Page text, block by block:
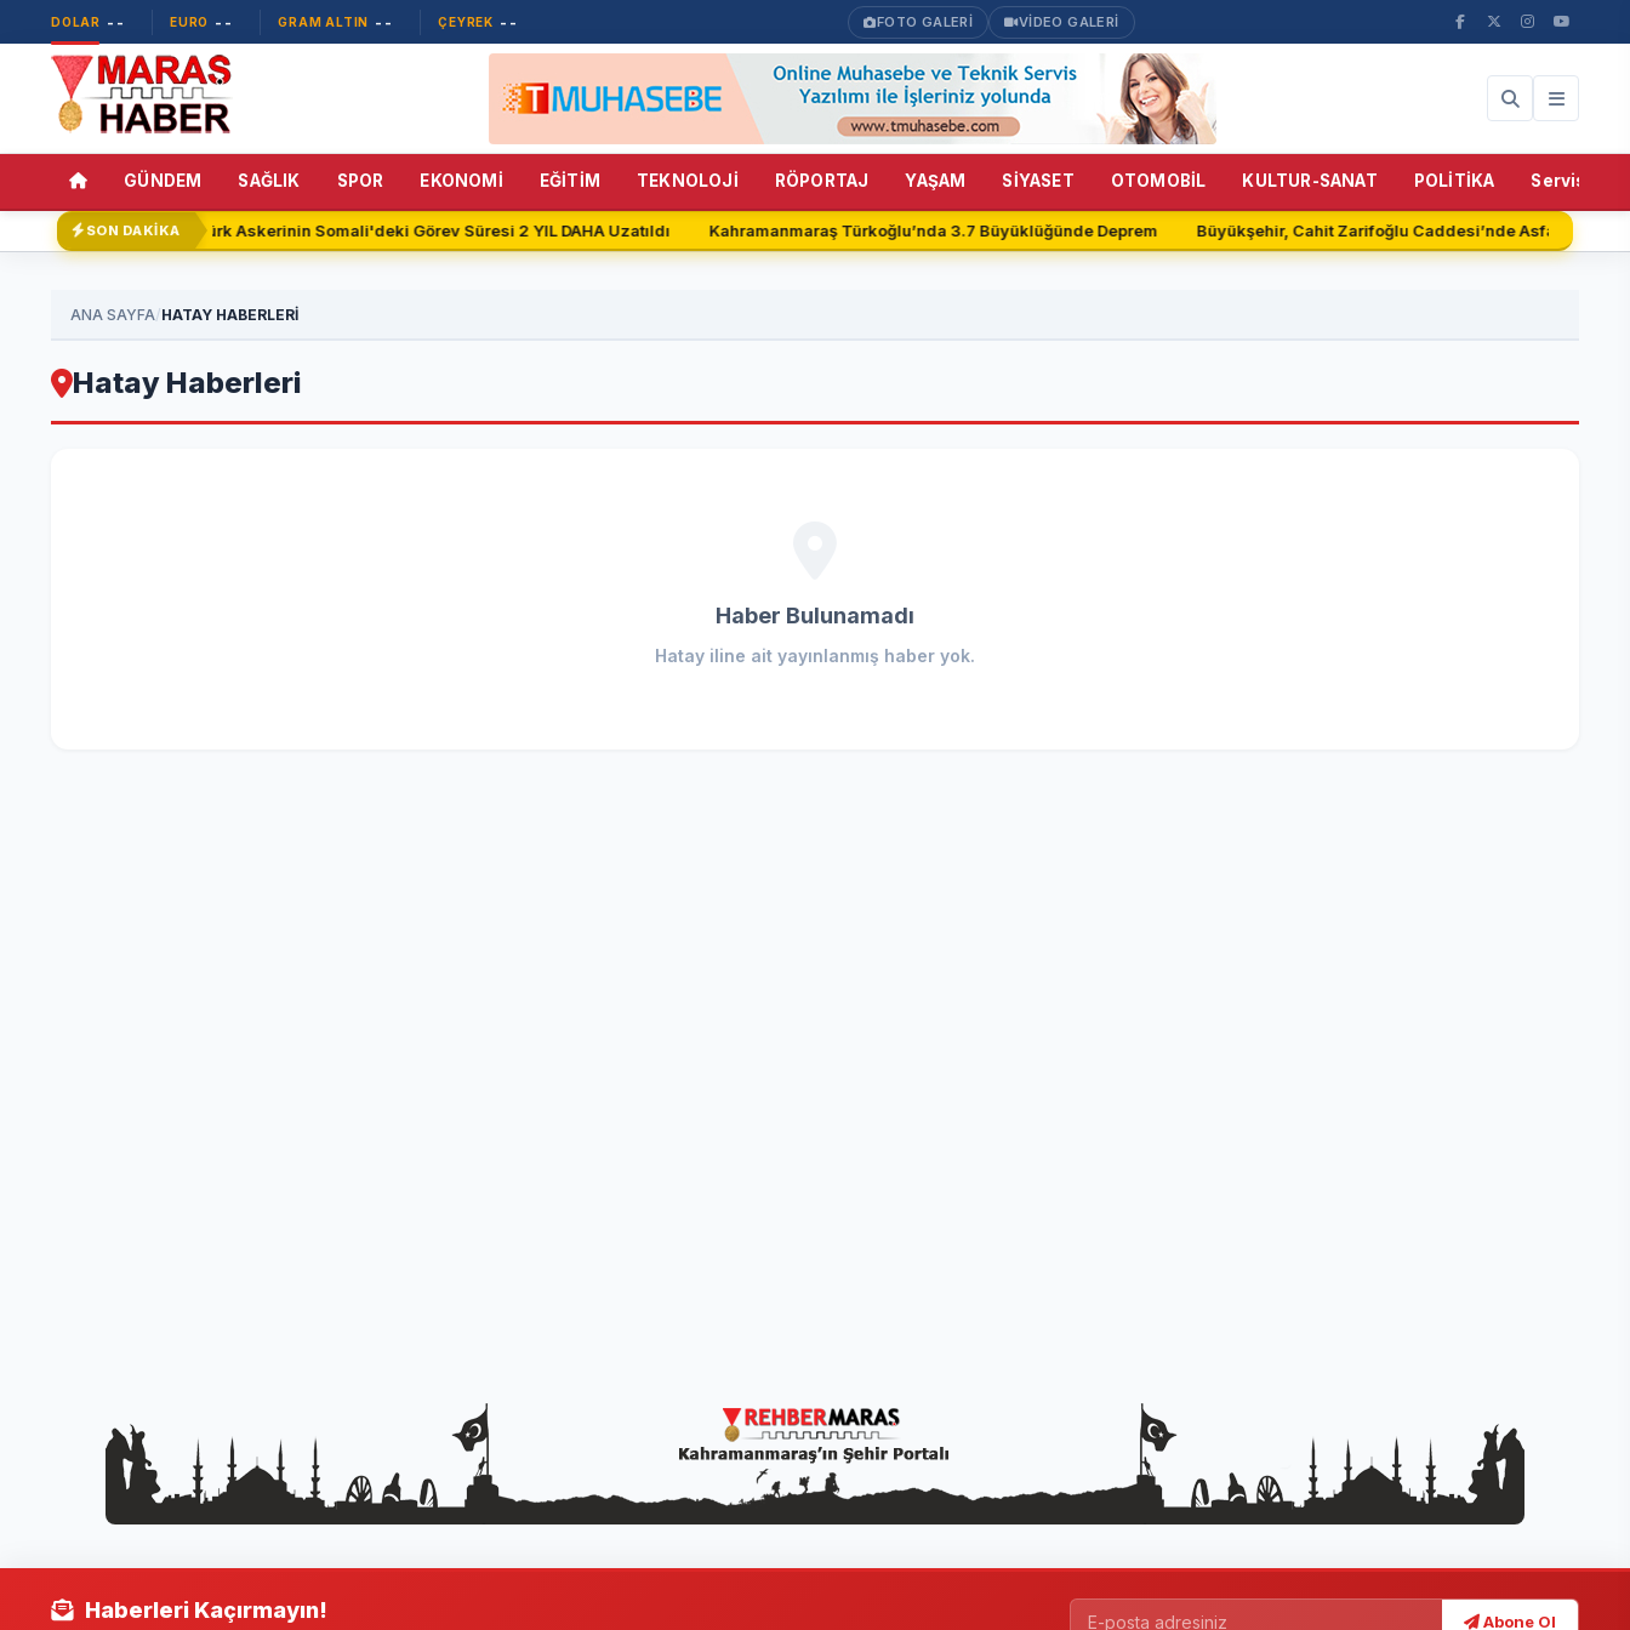
DOLAR -- EURO -- GRAM ALTIN -- ÇEYREK -- FOTO GALERİ VİDEO GALERİ
GÜNDEM SAĞLIK SPOR EKONOMİ EĞİTİM TEKNOLOJİ RÖPORTAJ YAŞAM SİYASET OTOMOBİL KULTUR-SANAT POLİTİKA Servisler
SON DAKİKA Türk Askerinin Somali'deki Görev Süresi 2 YIL DAHA Uzatıldı Kahramanmaraş Türkoğlu’nda 3.7 Büyüklüğünde Deprem Büyükşehir, Cahit Zarifoğlu Caddesi’nde Asfalt
ANA SAYFA/HATAY HABERLERİ
Hatay Haberleri
Haber Bulunamadı
Hatay iline ait yayınlanmış haber yok.
Haberleri Kaçırmayın! Abone Ol